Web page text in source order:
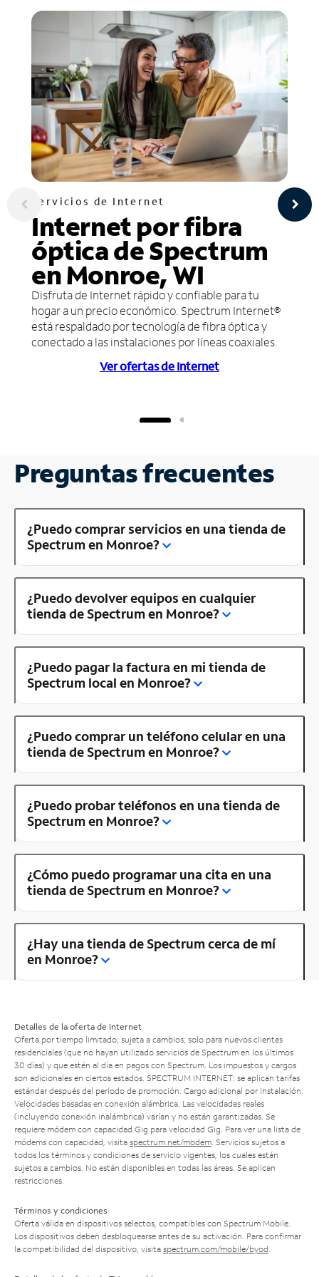
Servicios de Internet
Internet por fibra
óptica de Spectrum
en Monroe, WI
Disfruta de Internet rápido y confiable para tu
hogar a un precio económico. Spectrum Internet®
está respaldado por tecnología de fibra óptica y
conectado a las instalaciones por líneas coaxiales.
Ver ofertas de Internet
Preguntas frecuentes
¿Puedo comprar servicios en una tienda de
Spectrum en Monroe?
¿Puedo devolver equipos en cualquier
tienda de Spectrum en Monroe?
¿Puedo pagar la factura en mi tienda de
Spectrum local en Monroe?
¿Puedo comprar un teléfono celular en una
tienda de Spectrum en Monroe?
¿Puedo probar teléfonos en una tienda de
Spectrum en Monroe?
¿Cómo puedo programar una cita en una
tienda de Spectrum en Monroe?
¿Hay una tienda de Spectrum cerca de mí
en Monroe?
Detalles de la oferta de Internet
Oferta por tiempo limitado; sujeta a cambios; solo para nuevos clientes
residenciales (que no hayan utilizado servicios de Spectrum en los últimos
30 días) y que estén al día en pagos con Spectrum. Los impuestos y cargos
son adicionales en ciertos estados. SPECTRUM INTERNET: se aplican tarifas
estándar después del período de promoción. Cargo adicional por instalación.
Velocidades basadas en conexión alámbrica. Las velocidades reales
(incluyendo conexión inalámbrica) varían y no están garantizadas. Se
requiere módem con capacidad Gig para velocidad Gig. Para ver una lista de
módems con capacidad, visita spectrum.net/modem . Servicios sujetos a
todos los términos y condiciones de servicio vigentes, los cuales están
sujetos a cambios. No están disponibles en todas las áreas. Se aplican
restricciones.
Términos y condiciones
Oferta válida en dispositivos selectos, compatibles con Spectrum Mobile.
Los dispositivos deben desbloquearse antes de su activación. Para confirmar
la compatibilidad del dispositivo, visita spectrum.com/mobile/byod